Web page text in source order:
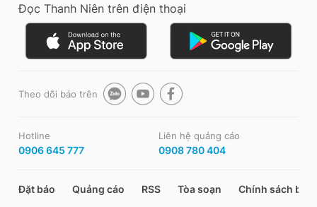
Đọc Thanh Niên trên điện thoại
Theo dõi báo trên
Hotline
0906 645 777
Liên hệ quảng cáo
0908 780 404
Đặt báo Quảng cáo RSS Tòa soạn Chính sách bảo